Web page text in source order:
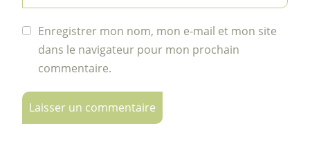
Enregistrer mon nom, mon e-mail et mon site
dans le navigateur pour mon prochain
commentaire.